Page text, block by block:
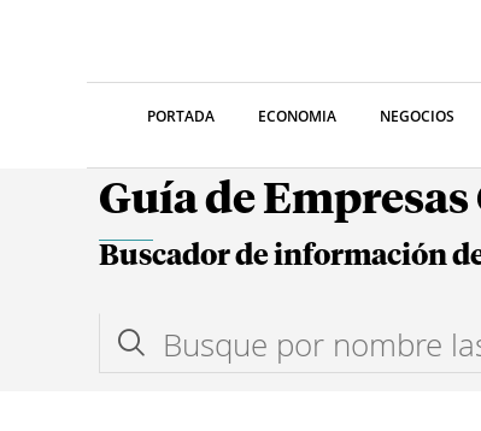
PORTADA ECONOMIA NEGOCIOS
Guía de
Buscador de información